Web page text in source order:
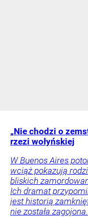
„Nie chodzi o
rzezi wołyńskiej
W Buenos Aires
wciąż pokazują
bliskich
Ich dramat
jest historią
nie została zagojona.